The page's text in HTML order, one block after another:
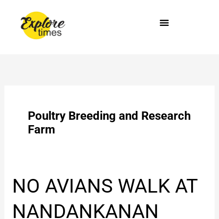
content
Poultry Breeding and Research
Farm
NO AVIANS WALK AT
NANDANKANAN
NO
AVIANS
WALK
AT